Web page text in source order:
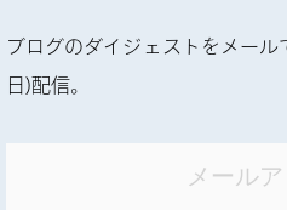
ブログのダイジェストをメー
日)配信。